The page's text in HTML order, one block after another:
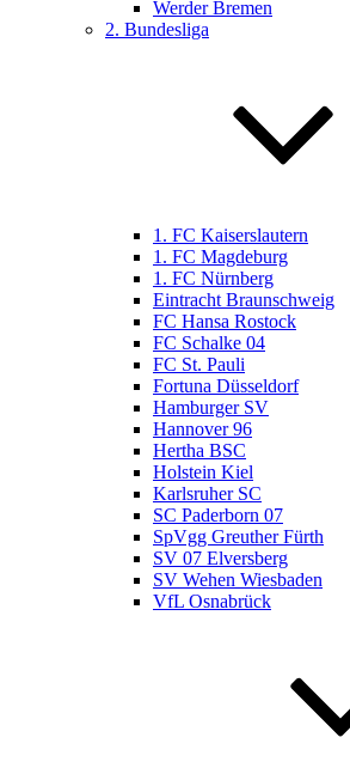
Werder Bremen
2. Bundesliga
1. FC Kaiserslautern
1. FC Magdeburg
1. FC Nürnberg
Eintracht Braunschweig
FC Hansa Rostock
FC Schalke 04
FC St. Pauli
Fortuna Düsseldorf
Hamburger SV
Hannover 96
Hertha BSC
Holstein Kiel
Karlsruher SC
SC Paderborn 07
SpVgg Greuther Fürth
SV 07 Elversberg
SV Wehen Wiesbaden
VfL Osnabrück